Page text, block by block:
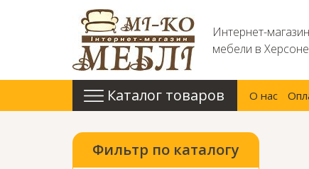
Интернет-магазин
мебели в Херсоне
Каталог товаров О нас
Фильтр по каталогу